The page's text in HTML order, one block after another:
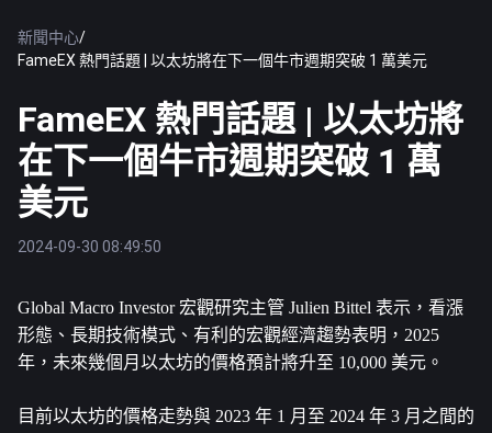
新聞中心/
FameEX 熱門話題 | 以太坊將在下一個牛市週期突破 1 萬美元
FameEX 熱門話題 | 以太坊將
在下一個牛市週期突破 1 萬
美元
2024-09-30 08:49:50
Global Macro Investor 宏觀研究主管 Julien Bittel 表示，看漲
形態、長期技術模式、有利的宏觀經濟趨勢表明，2025
年，未來幾個月 以太坊的價格預計將升至 10,000 美元。
目前以太坊的價格走勢與 2023 年 1 月至 2024 年 3 月之間的